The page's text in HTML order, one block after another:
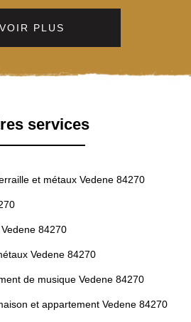
VOIR PLUS
services
et métaux Vedene 84270
84270
Vedene 84270
de musique Vedene 84270
et appartement Vedene 84270